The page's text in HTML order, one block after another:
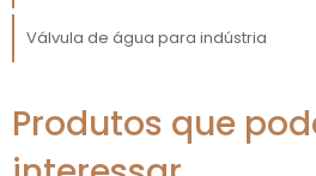
sustentáveis.
EFICIÊNCIA E
CUSTOS: O QUE
SIGNIFICA PARA
Válvula de água para indústria
Produtos que